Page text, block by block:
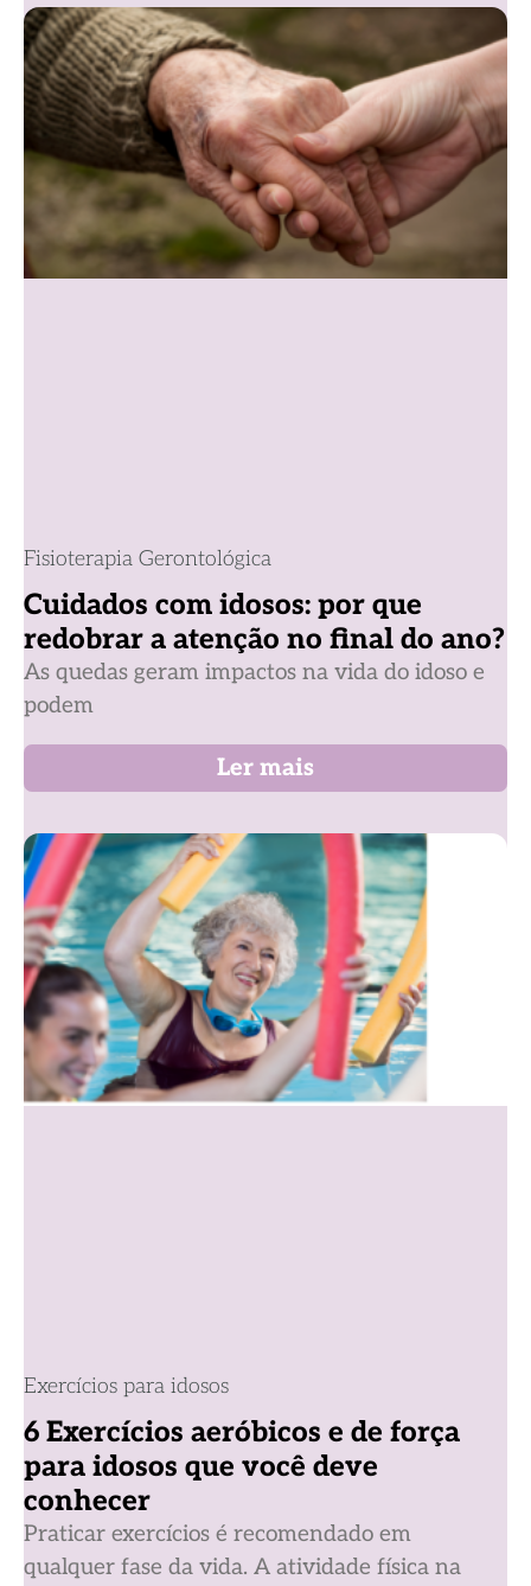
Fisioterapia Gerontológica
Cuidados com idosos: por que
redobrar a atenção no final do ano?
As quedas geram impactos na vida do idoso e
podem
Ler mais
Exercícios para idosos
6 Exercícios aeróbicos e de força
para idosos que você deve
conhecer
Praticar exercícios é recomendado em
qualquer fase da vida. A atividade física na